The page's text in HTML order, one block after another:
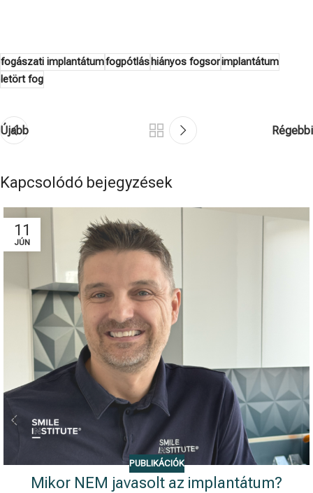
fogászati implantátumfogpótlás hiányos fogsorimplantátum
letört fog
Újabb Régebbi
Kapcsolódó bejegyzések
11
JÚN
PUBLIKÁCIÓK
Mikor NEM javasolt az implantátum?